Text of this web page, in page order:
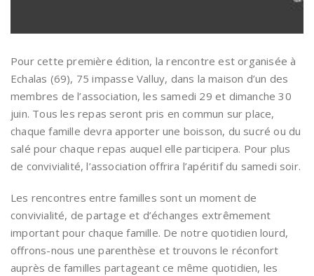
Pour cette première édition, la rencontre est organisée à
Echalas (69), 75 impasse Valluy, dans la maison d’un des
membres de l’association, les samedi 29 et dimanche 30
juin. Tous les repas seront pris en commun sur place,
chaque famille devra apporter une boisson, du sucré ou du
salé pour chaque repas auquel elle participera. Pour plus
de convivialité, l’association offrira l’apéritif du samedi soir.
Les rencontres entre familles sont un moment de
convivialité, de partage et d’échanges extrêmement
important pour chaque famille. De notre quotidien lourd,
offrons-nous une parenthèse et trouvons le réconfort
auprès de familles partageant ce même quotidien, les